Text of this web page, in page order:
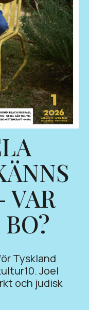
VAR
Tyskland
Joel
och judisk